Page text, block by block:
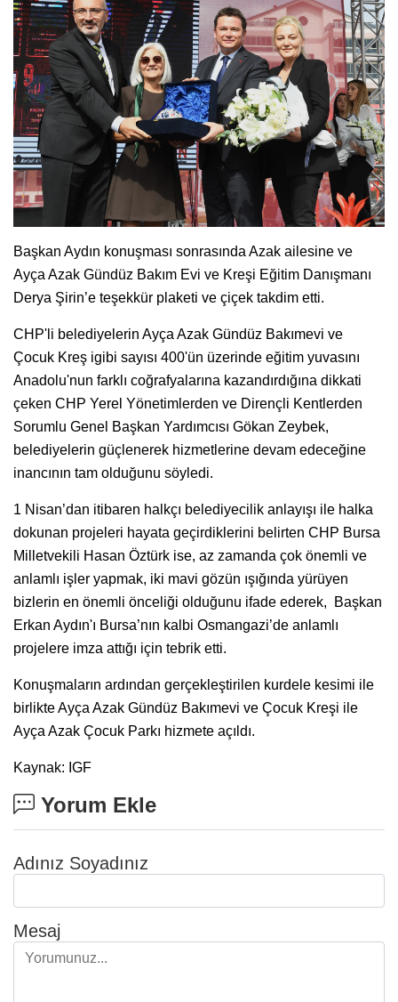
Başkan Aydın konuşması sonrasında Azak ailesine ve
Ayça Azak Gündüz Bakım Evi ve Kreşi Eğitim Danışmanı
Derya Şirin’e teşekkür plaketi ve çiçek takdim etti.
CHP'li belediyelerin Ayça Azak Gündüz Bakımevi ve
Çocuk Kreş igibi sayısı 400'ün üzerinde eğitim yuvasını
Anadolu'nun farklı coğrafyalarına kazandırdığına dikkati
çeken CHP Yerel Yönetimlerden ve Dirençli Kentlerden
Sorumlu Genel Başkan Yardımcısı Gökan Zeybek,
belediyelerin güçlenerek hizmetlerine devam edeceğine
inancının tam olduğunu söyledi.
1 Nisan’dan itibaren halkçı belediyecilik anlayışı ile halka
dokunan projeleri hayata geçirdiklerini belirten CHP Bursa
Milletvekili Hasan Öztürk ise, az zamanda çok önemli ve
anlamlı işler yapmak, iki mavi gözün ışığında yürüyen
bizlerin en önemli önceliği olduğunu ifade ederek, Başkan
Erkan Aydın'ı Bursa’nın kalbi Osmangazi’de anlamlı
projelere imza attığı için tebrik etti.
Konuşmaların ardından gerçekleştirilen kurdele kesimi ile
birlikte Ayça Azak Gündüz Bakımevi ve Çocuk Kreşi ile
Ayça Azak Çocuk Parkı hizmete açıldı.
Kaynak: IGF
Yorum Ekle
Adınız Soyadınız
Mesaj